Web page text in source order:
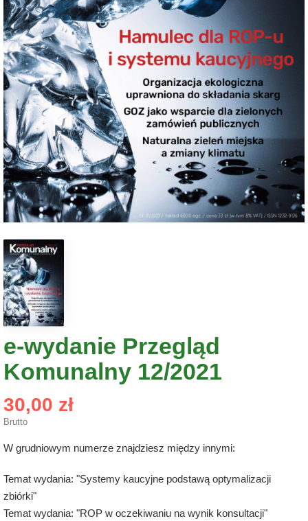
e-wydanie Przegląd
Komunalny 12/2021
30,00 zł
Brutto
W grudniowym numerze znajdziesz między innymi:
Temat wydania: "Systemy kaucyjne podstawą optymalizacji
zbiórki"
Temat wydania: "ROP w oczekiwaniu na wynik konsultacji"